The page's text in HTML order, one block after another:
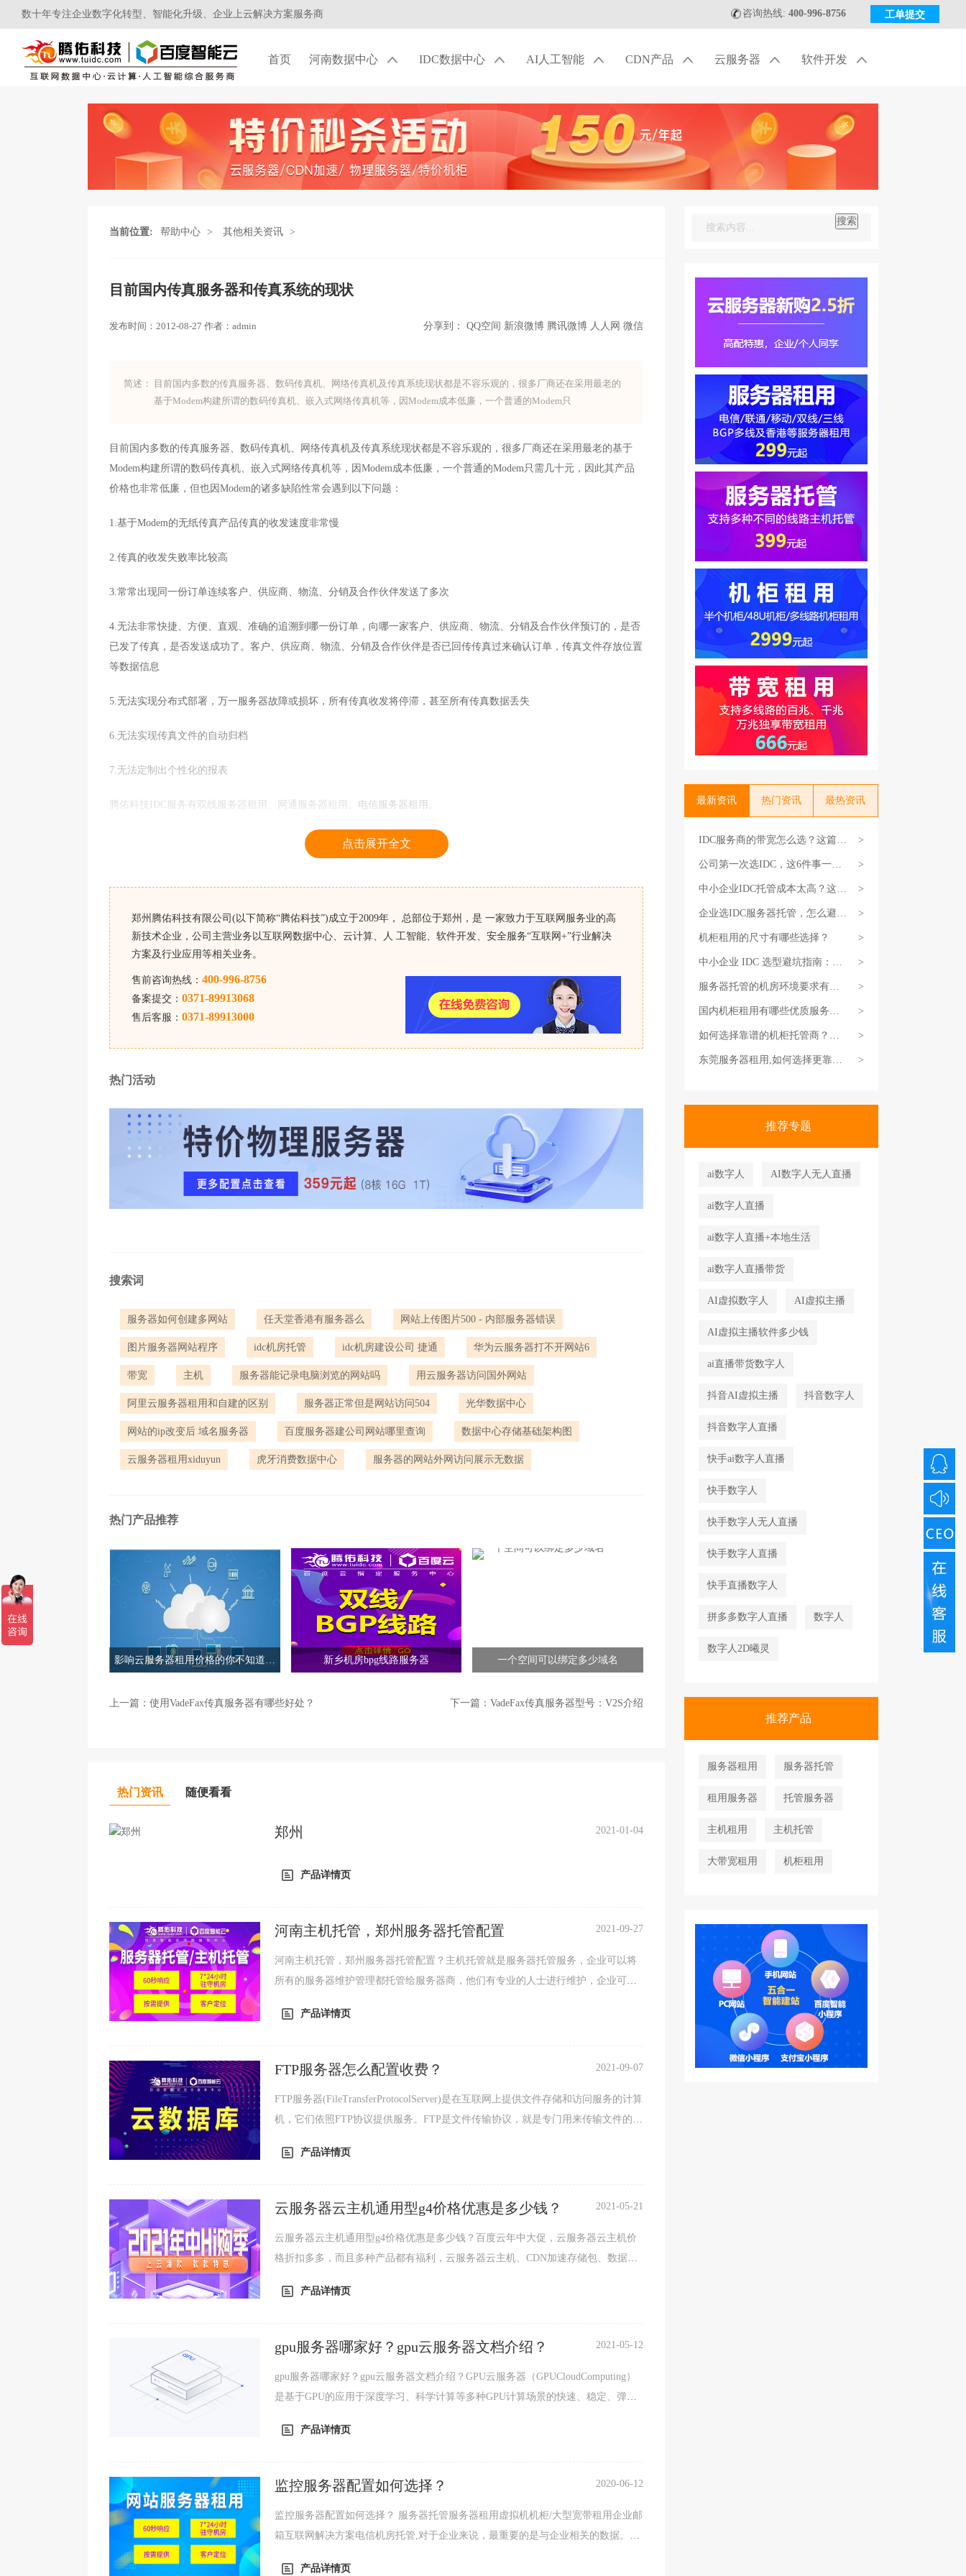
数十年专注企业数字化转型、智能化升级、企业上云解决方案服务商 工单提交
咨询热线: 400-996-8756
首页 河南数据中心 IDC数据中心 AI人工智能 CDN产品 云服务器 软件开发
搜索
最新资讯 热门资讯 最热资讯
IDC服务商的带宽怎么选？这篇教
你不花冤枉钱
>
公司第一次选IDC，这6件事一定
要搞清楚
>
中小企业IDC托管成本太高？这3
个省钱技巧试试
>
企业选IDC服务器托管，怎么避坑
不花冤枉钱？
>
机柜租用的尺寸有哪些选择？ >
中小企业 IDC 选型避坑指南：选
对服务商，省钱还省心
>
服务器托管的机房环境要求有哪
些？
>
国内机柜租用有哪些优质服务
商？
>
如何选择靠谱的机柜托管商？得
这么挑才靠谱
>
东莞服务器租用,如何选择更靠谱
>
推荐专题
ai数字人 AI数字人无人直播
ai数字人直播
ai数字人直播+本地生活
ai数字人直播带货
AI虚拟数字人 AI虚拟主播
AI虚拟主播软件多少钱
ai直播带货数字人
抖音AI虚拟主播 抖音数字人
抖音数字人直播
快手ai数字人直播
快手数字人
快手数字人无人直播
快手数字人直播
快手直播数字人
拼多多数字人直播 数字人
数字人2D曦灵
推荐产品
服务器租用 服务器托管
租用服务器 托管服务器
主机租用 主机托管
大带宽租用 机柜租用
当前位置: 帮助中心 > 其他相关资讯 >
目前国内传真服务器和传真系统的现状
发布时间： 2012-08-27 作者： admin 分享到： QQ空间 新浪微博 腾讯微博 人人网 微信
简述：
目前国内多数的传真服务器、数码传真机、网络传真机及传真系统现状都是不容乐观的，很多厂商还在采用最老的
基于Modem构建所谓的数码传真机、嵌入式网络传真机等，因Modem成本低廉，一个普通的Modem只
目前国内多数的传真服务器、数码传真机、网络传真机及传真系统现状都是不容乐观的，很多厂商还在采用最老的基于
Modem构建所谓的数码传真机、嵌入式网络传真机等，因Modem成本低廉，一个普通的Modem只需几十元，因此其产品
价格也非常低廉，但也因Modem的诸多缺陷性常会遇到以下问题：
1.基于Modem的无纸传真产品传真的收发速度非常慢
2.传真的收发失败率比较高
3.常常出现同一份订单连续客户、供应商、物流、分销及合作伙伴发送了多次
4.无法非常快捷、方便、直观、准确的追溯到哪一份订单，向哪一家客户、供应商、物流、分销及合作伙伴预订的，是否
已发了传真，是否发送成功了。客户、供应商、物流、分销及合作伙伴是否已回传传真过来确认订单，传真文件存放位置
等数据信息
5.无法实现分布式部署，万一服务器故障或损坏，所有传真收发将停滞，甚至所有传真数据丢失
6.无法实现传真文件的自动归档
7.无法定制出个性化的报表
腾佑科技IDC服务有双线 服务器租用 、网通服务器租用、 电信服务器租用
点击展开全文
郑州腾佑科技有限公司(以下简称“腾佑科技”)成立于2009年， 总部位于郑州，是 一家致力于互联网服务业的高
新技术企业，公司主营业务以互联网数据中心、云计算、人 工智能、软件开发、安全服务“互联网+”行业解决
方案及行业应用等相关业务。
售前咨询热线： 400-996-8756
备案提交： 0371-89913068
售后客服： 0371-89913000
热门活动
搜索词
服务器如何创建多网站 任天堂香港有服务器么 网站上传图片500 - 内部服务器错误
图片服务器网站程序 idc机房托管 idc机房建设公司 捷通 华为云服务器打不开网站6
带宽 主机 服务器能记录电脑浏览的网站吗 用云服务器访问国外网站
阿里云服务器租用和自建的区别 服务器正常但是网站访问504 光华数据中心
网站的ip改变后 域名服务器 百度服务器建公司网站哪里查询 数据中心存储基础架构图
云服务器租用xiduyun 虎牙消费数据中心 服务器的网站外网访问展示无数据
热门产品推荐
影响云服务器租用价格的你不知道的 新乡机房bpg线路服务器 一个空间可以绑定多少域名
上一篇： 使用VadeFax传真服务器有哪些好处？ 下一篇： VadeFax传真服务器型号：V2S介绍
热门资讯 随便看看
郑州 2021-01-04
产品详情页
河南主机托管，郑州服务器托管配置 2021-09-27
河南主机托管，郑州服务器托管配置？主机托管就是服务器托管服务，企业可以将
所有的服务器维护管理都托管给服务器商，他们有专业的人士进行维护，企业可以
产品详情页
FTP服务器怎么配置收费？ 2021-09-07
FTP服务器(FileTransferProtocolServer)是在互联网上提供文件存储和访问服务的计算
机，它们依照FTP协议提供服务。FTP是文件传输协议，就是专门用来传输文件的协
产品详情页
云服务器云主机通用型g4价格优惠是多少钱？ 2021-05-21
云服务器云主机通用型g4价格优惠是多少钱？百度云年中大促，云服务器云主机价
格折扣多多，而且多种产品都有福利，云服务器云主机、CDN加速存储包、数据
产品详情页
gpu服务器哪家好？gpu云服务器文档介绍？ 2021-05-12
gpu服务器哪家好？gpu云服务器文档介绍？GPU云服务器（GPUCloudComputing）
是基于GPU的应用于深度学习、科学计算等多种GPU计算场景的快速、稳定、弹性
产品详情页
监控服务器配置如何选择？ 2020-06-12
监控服务器配置如何选择？ 服务器托管服务器租用虚拟机机柜/大型宽带租用企业邮
箱互联网解决方案电信机房托管,对于企业来说，最重要的是与企业相关的数据。这
产品详情页